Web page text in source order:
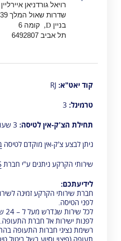
רויאל גורדניאן איירליין
שדרות שאול המלך 39 בית הדר דפנה
בניין D,
קומה 6
תל אביב
קוד יאט"א: RJ
טרמינל: 3
תחילת הצ'ק-אין לטיסה: 3 שעות לפני ההמראה.
ניתן לבצע צ'ק-אין מוקדם לטיסה
שירותי הקרקע ניתנים ע"י חברת
לידיעתכם:
לפני הטיסה.
לפנות ישירות אל חברת התעופה.
רשימת נציגי חברות התעופה